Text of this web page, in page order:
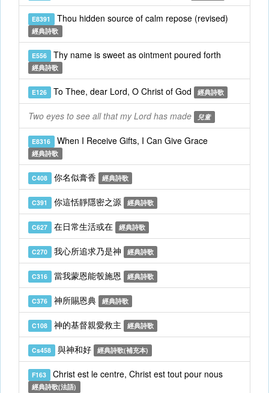
E8391 Thou hidden source of calm repose (revised)
經典詩歌
E556 Thy name is sweet as ointment poured forth
經典詩歌
E126 To Thee, dear Lord, O Christ of God 經典詩歌
Two eyes to see all that my Lord has made 兒童
E8316 When I Receive Gifts, I Can Give Grace
經典詩歌
C408 你名似膏香 經典詩歌
C391 你這恬靜隱密之源 經典詩歌
C627 在日常生活或在 經典詩歌
C270 我心所追求乃是神 經典詩歌
C316 當我蒙恩能彀施恩 經典詩歌
C376 神所賜恩典 經典詩歌
C108 神的基督親愛救主 經典詩歌
Cs458 與神和好 經典詩歌(補充本)
F163 Christ est le centre, Christ est tout pour nous
經典詩歌(法語)